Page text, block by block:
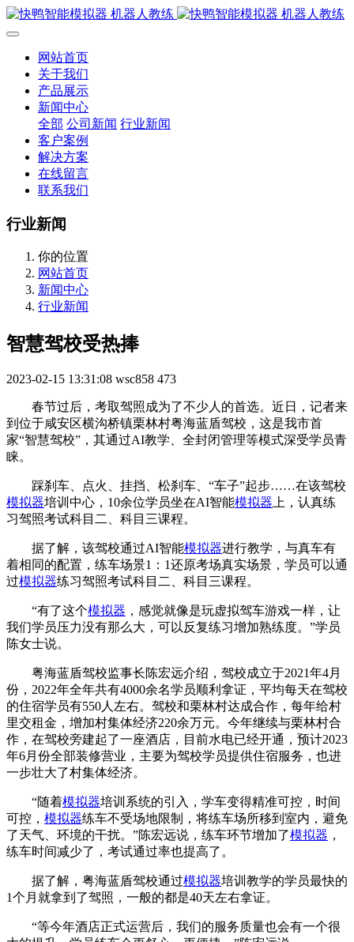
网站首页
关于我们
产品展示
新闻中心
全部 公司新闻 行业新闻
客户案例
解决方案
在线留言
联系我们
行业新闻
你的位置
网站首页
新闻中心
行业新闻
智慧驾校受热捧
2023-02-15 13:31:08 wsc858 473
春节过后，考取驾照成为了不少人的首选。近日，记者来
到位于咸安区横沟桥镇栗林村粤海蓝盾驾校，这是我市首
家“智慧驾校”，其通过AI教学、全封闭管理等模式深受学员青
睐。
踩刹车、点火、挂挡、松刹车、“车子”起步……在该驾校
模拟器培训中心，10余位学员坐在AI智能模拟器 上，认真练
习驾照考试科目二、科目三课程。
据了解，该驾校通过AI智能模拟器进行教学，与真车有
着相同的配置，练车场景1：1还原考场真实场景，学员可以通
过模拟器练习驾照考试科目二、科目三课程。
“有了这个模拟器 ，感觉就像是玩虚拟驾车游戏一样，让
我们学员压力没有那么大，可以反复练习增加熟练度。”学员
陈女士说。
粤海蓝盾驾校监事长陈宏远介绍，驾校成立于2021年4月
份，2022年全年共有4000余名学员顺利拿证，平均每天在驾校
的住宿学员有550人左右。驾校和栗林村达成合作，每年给村
里交租金，增加村集体经济220余万元。今年继续与栗林村合
作，在驾校旁建起了一座酒店，目前水电已经开通，预计2023
年6月份全部装修营业，主要为驾校学员提供住宿服务，也进
一步壮大了村集体经济。
“随着模拟器培训系统的引入，学车变得精准可控，时间
可控， 模拟器练车不受场地限制，将练车场所移到室内，避免
了天气、环境的干扰。”陈宏远说，练车环节增加了模拟器 ，
练车时间减少了，考试通过率也提高了。
据了解，粤海蓝盾驾校通过模拟器培训教学的学员最快的
1个月就拿到了驾照，一般的都是40天左右拿证。
“等今年酒店正式运营后，我们的服务质量也会有一个很